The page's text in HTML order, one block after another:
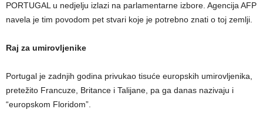
PORTUGAL u nedjelju izlazi na parlamentarne izbore. Agencija AFP
navela je tim povodom pet stvari koje je potrebno znati o toj zemlji.
Raj za umirovljenike
Portugal je zadnjih godina privukao tisuće europskih umirovljenika,
pretežito Francuze, Britance i Talijane, pa ga danas nazivaju i
“europskom Floridom”.